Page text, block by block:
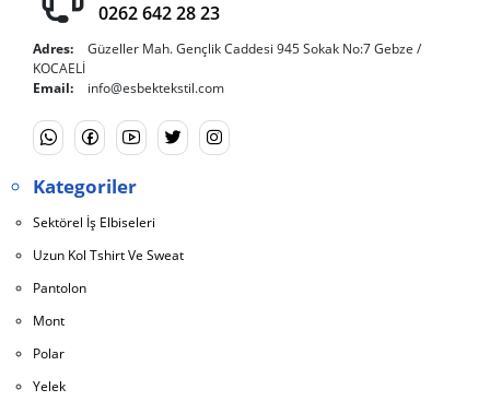
0262 642 28 23
Adres:
Güzeller Mah. Gençlik Caddesi 945 Sokak No:7 Gebze /
KOCAELİ
Email:
info@esbektekstil.com
Kategoriler
Sektörel İş Elbiseleri
Uzun Kol Tshirt Ve Sweat
Pantolon
Mont
Polar
Yelek